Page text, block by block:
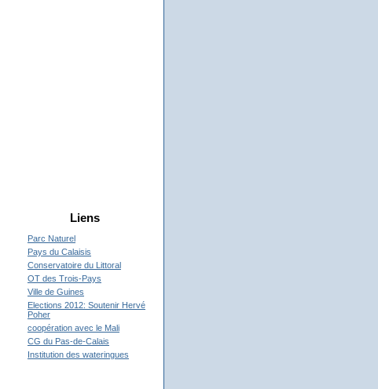
Liens
Parc Naturel
Pays du Calaisis
Conservatoire du Littoral
OT des Trois-Pays
Ville de Guines
Elections 2012: Soutenir Hervé
Poher
coopération avec le Mali
CG du Pas-de-Calais
Institution des wateringues